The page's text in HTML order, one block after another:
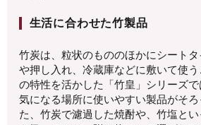
生活に合わせた竹製品
竹炭は、粒状のもののほかにシート
や押し入れ、冷蔵庫などに敷いて使
の特性を活かした「竹皇」シリーズ
気になる場所に使いやすい製品がそろ
た、竹炭で濾過した焼酎や、竹塩と